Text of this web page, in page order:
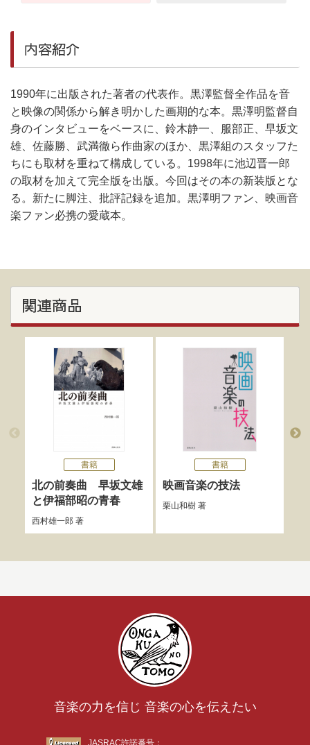
内容紹介
1990年に出版された著者の代表作。黒澤監督全作品を音
と映像の関係から解き明かした画期的な本。黒澤明監督自
身のインタビューをベースに、鈴木静一、服部正、早坂文
雄、佐藤勝、武満徹ら作曲家のほか、黒澤組のスタッフた
ちにも取材を重ねて構成している。1998年に池辺晋一郎
の取材を加えて完全版を出版。今回はその本の新装版とな
る。新たに脚注、批評記録を追加。黒澤明ファン、映画音
楽ファン必携の愛蔵本。
関連商品
書籍
北の前奏曲 早坂文雄
と伊福部昭の青春
西村雄一郎著
書籍
映画音楽の技法
栗山和樹著
音楽の力を信じ 音楽の心を伝えたい
JASRAC許諾番号：